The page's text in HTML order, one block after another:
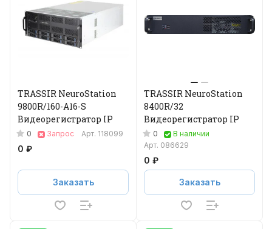
TRASSIR NeuroStation
9800R/160-A16-S
Видеорегистратор IP
0 Запрос Арт. 118099
0 ₽
Заказать
TRASSIR NeuroStation
8400R/32
Видеорегистратор IP
0
В наличии
Арт. 086629
0 ₽
Заказать